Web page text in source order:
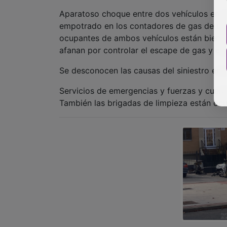
Aparatoso choque entre dos vehículos en
empotrado en los contadores de gas de
ocupantes de ambos vehículos están bien
afanan por controlar el escape de gas y
Se desconocen las causas del siniestro
Servicios de emergencias y fuerzas y
También las brigadas de limpieza están